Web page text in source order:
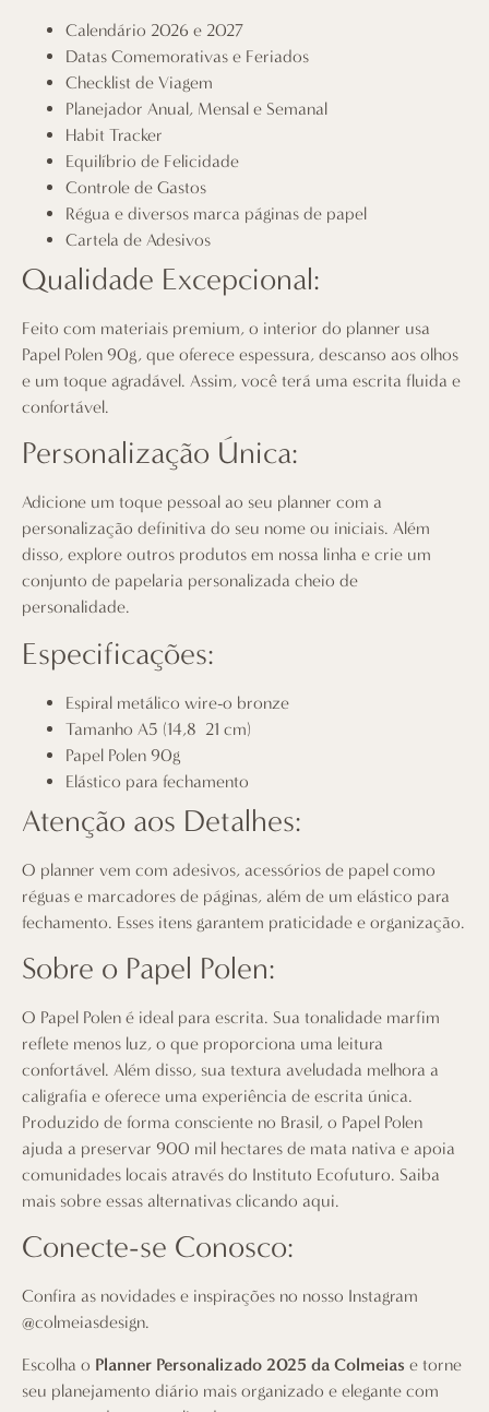
Calendário 2026 e 2027
Datas Comemorativas e Feriados
Checklist de Viagem
Planejador Anual, Mensal e Semanal
Habit Tracker
Equilíbrio de Felicidade
Controle de Gastos
Régua e diversos marca páginas de papel
Cartela de Adesivos
Qualidade Excepcional:
Feito com materiais premium, o interior do planner usa
Papel Polen 90g, que oferece espessura, descanso aos olhos
e um toque agradável. Assim, você terá uma escrita fluida e
confortável.
Personalização Única:
Adicione um toque pessoal ao seu planner com a
personalização definitiva do seu nome ou iniciais. Além
disso, explore outros produtos em nossa linha e crie um
conjunto de papelaria personalizada cheio de
personalidade.
Especificações:
Espiral metálico wire-o bronze
Tamanho A5 (14,8×21 cm)
Papel Polen 90g
Elástico para fechamento
Atenção aos Detalhes:
O planner vem com adesivos, acessórios de papel como
réguas e marcadores de páginas, além de um elástico para
fechamento. Esses itens garantem praticidade e organização.
Sobre o Papel Polen:
O Papel Polen é ideal para escrita. Sua tonalidade marfim
reflete menos luz, o que proporciona uma leitura
confortável. Além disso, sua textura aveludada melhora a
caligrafia e oferece uma experiência de escrita única.
Produzido de forma consciente no Brasil, o Papel Polen
ajuda a preservar 900 mil hectares de mata nativa e apoia
comunidades locais através do Instituto Ecofuturo. Saiba
mais sobre essas alternativas clicando aqui.
Conecte-se Conosco:
Confira as novidades e inspirações no nosso Instagram
@colmeiasdesign.
Escolha o Planner Personalizado 2025 da Colmeias e torne
seu planejamento diário mais organizado e elegante com